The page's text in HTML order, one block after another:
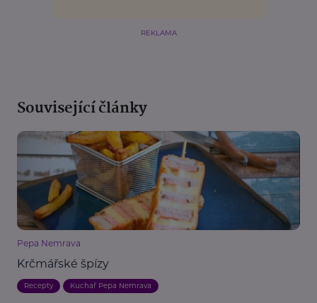
REKLAMA
Související články
Pepa Nemrava
Krčmářské špízy
Recepty Kuchař Pepa Nemrava